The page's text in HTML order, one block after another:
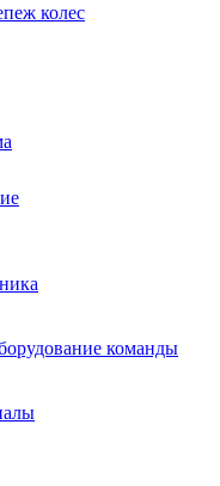
колес
команды